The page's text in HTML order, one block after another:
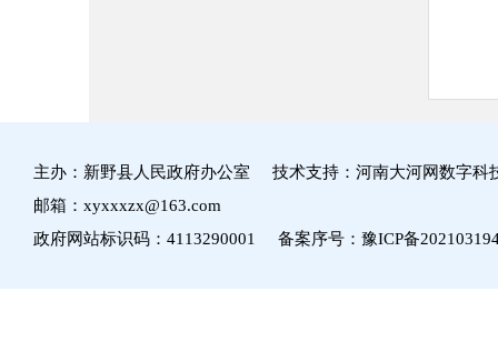
主办：新野县人民政府办公室 技术支持：河南大河网数字科
邮箱：xyxxxzx@163.com
政府网站标识码：4113290001 备案序号： 豫ICP备